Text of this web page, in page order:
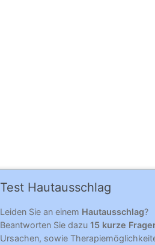
Test Hautaus­schlag
Leiden Sie an einem Hautausschlag?
Beantworten Sie dazu 15 kurze
Ursachen, sowie